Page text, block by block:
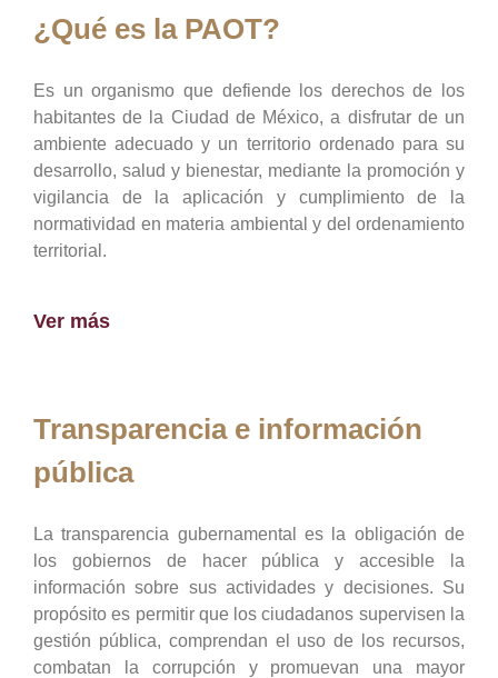
¿Qué es la PAOT?
Es un organismo que defiende los derechos de los
habitantes de la Ciudad de México, a disfrutar de un
ambiente adecuado y un territorio ordenado para su
desarrollo, salud y bienestar, mediante la promoción y
vigilancia de la aplicación y cumplimiento de la
normatividad en materia ambiental y del ordenamiento
territorial.
Ver más
Transparencia e información
pública
La transparencia gubernamental es la obligación de
los gobiernos de hacer pública y accesible la
información sobre sus actividades y decisiones. Su
propósito es permitir que los ciudadanos supervisen la
gestión pública, comprendan el uso de los recursos,
combatan la corrupción y promuevan una mayor